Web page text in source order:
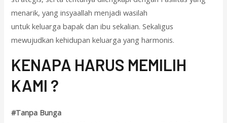
menarik, yang insyaallah menjadi wasilah
untuk keluarga bapak dan ibu sekalian. Sekaligus
mewujudkan kehidupan keluarga yang harmonis.
KENAPA HARUS MEMILIH
KAMI ?
#Tanpa Bunga